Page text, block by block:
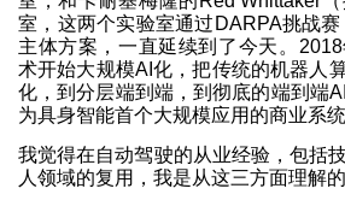
室，这两个实验室通过DARPA挑战
主体方案，一直延续到了今天。
术开始大规模AI化，把传统的机器人
化，到分层端到端，到彻底的端到端
为具身智能首个大规模应用的商业系统
我觉得在自动驾驶的从业经验，包括
人领域的复用，我是从这三方面理解的